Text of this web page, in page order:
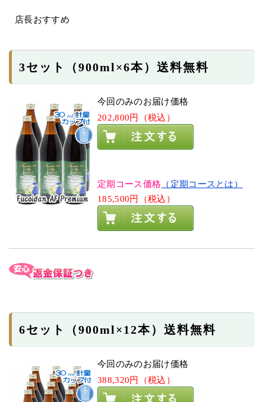
店長おすすめ
3セット（900ml×6本）送料無料
今回のみのお届け価格
202,800円（税込）
定期コース価格 （定期コースとは）
185,500円（税込）
6セット（900ml×12本）送料無料
今回のみのお届け価格
388,320円（税込）